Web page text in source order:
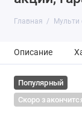
Главная Мульти
Описание
Популярный
Скоро